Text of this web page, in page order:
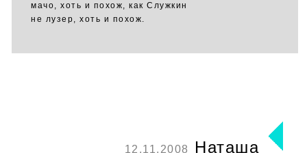
мачо, хоть и похож, как Служкин
не лузер, хоть и похож.
12.11.2008 Наташа